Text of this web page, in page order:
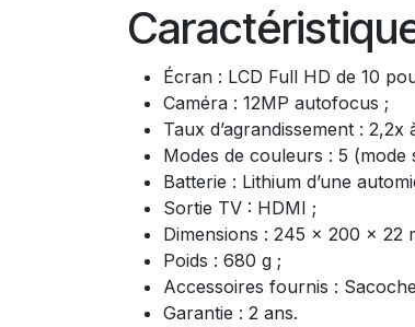
Écran : LCD Full HD de 10
Caméra : 12MP autofocus ;
Taux d’agrandissement : 2,2x
Modes de couleurs : 5 (mode
Batterie : Lithium d’une
Sortie TV : HDMI ;
Dimensions : 245 x 200 x 22
Poids : 680 g ;
Accessoires fournis :
Garantie : 2 ans.